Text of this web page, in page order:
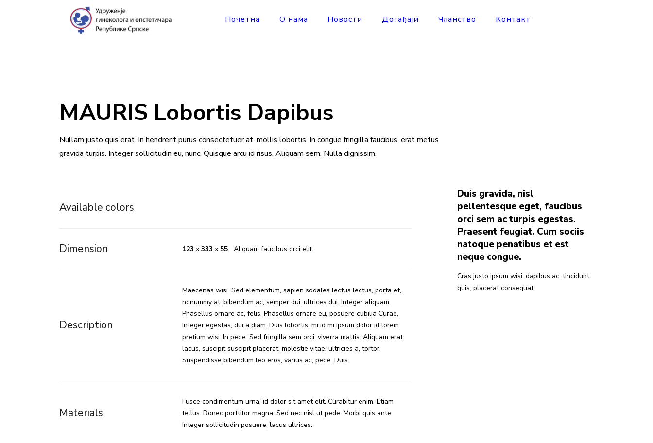
Почетна О нама Новости Догађаји Чланство Контакт
MAURIS Lobortis Dapibus
Nullam justo quis erat. In hendrerit purus consectetuer at, mollis lobortis. In congue fringilla faucibus, erat metus
gravida turpis. Integer sollicitudin eu, nunc. Quisque arcu id risus. Aliquam sem. Nulla dignissim.
Available colors
Dimension 123 x333 x 55 Aliquam faucibus orci elit
Description
Maecenas wisi. Sed elementum, sapien sodales lectus lectus, porta et,
nonummy at, bibendum ac, semper dui, ultrices dui. Integer aliquam.
Phasellus ornare ac, felis. Phasellus ornare eu, posuere cubilia Curae,
Integer egestas, dui a diam. Duis lobortis, mi id mi ipsum dolor id lorem
pretium wisi. In pede. Sed fringilla sem orci, viverra mattis. Aliquam erat
lacus, suscipit suscipit placerat, molestie vitae, ultricies a, tortor.
Suspendisse bibendum leo eros, varius ac, pede. Duis.
Materials
Fusce condimentum urna, id dolor sit amet elit. Curabitur enim. Etiam
tellus. Donec porttitor magna. Sed nec nisl ut pede. Morbi quis ante.
Integer sollicitudin posuere, lacus ultrices.
Duis gravida, nisl
pellentesque eget, faucibus
orci sem ac turpis egestas.
Praesent feugiat. Cum sociis
natoque penatibus et est
neque congue.
Cras justo ipsum wisi, dapibus ac, tincidunt
quis, placerat consequat.